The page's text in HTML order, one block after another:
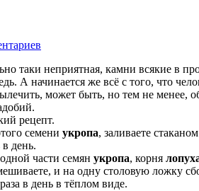
таки неприятная, камни всякие в
А начинается же всё с того, что
может быть, но тем не менее,
рецепт.
семени укропа, заливаете
день.
части семян укропа, корня
и на одну столовую ложку
в день в тёплом виде.